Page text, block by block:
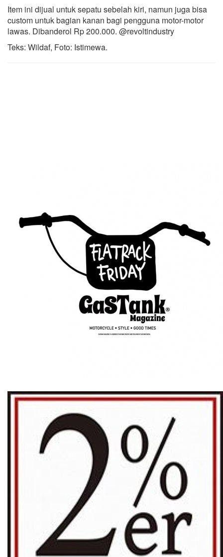
Item ini dijual untuk sepatu sebelah kiri, namun juga bisa
custom untuk bagian kanan bagi pengguna motor-motor
lawas. Dibanderol Rp 200.000. @revoltindustry
Teks: Wildaf, Foto: Istimewa.